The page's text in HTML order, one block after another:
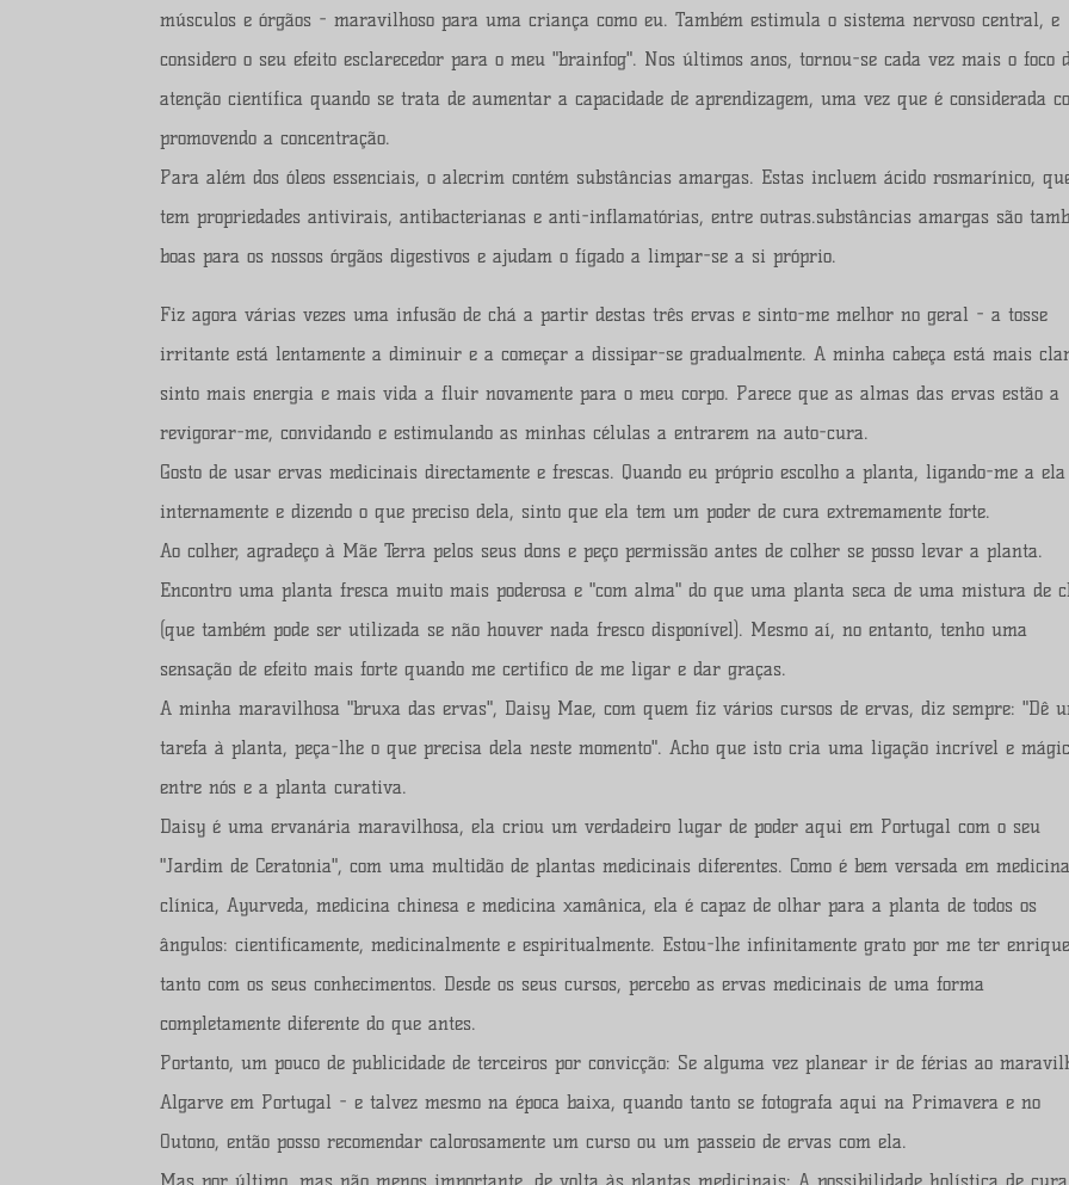
músculos e órgãos - maravilhoso para uma criança como eu. Também estimula o sistema nervoso central, e
considero o seu efeito esclarecedor para o meu "brainfog". Nos últimos anos, tornou-se cada vez mais o foco
atenção científica quando se trata de aumentar a capacidade de aprendizagem, uma vez que é considerada
promovendo a concentração.
Para além dos óleos essenciais, o alecrim contém substâncias amargas. Estas incluem ácido rosmarínico,
tem propriedades antivirais, antibacterianas e anti-inflamatórias, entre outras.substâncias amargas são
boas para os nossos órgãos digestivos e ajudam o fígado a limpar-se a si próprio.
Fiz agora várias vezes uma infusão de chá a partir destas três ervas e sinto-me melhor no geral - a tosse
irritante está lentamente a diminuir e a começar a dissipar-se gradualmente. A minha cabeça está mais
sinto mais energia e mais vida a fluir novamente para o meu corpo. Parece que as almas das ervas estão a
revigorar-me, convidando e estimulando as minhas células a entrarem na auto-cura.
Gosto de usar ervas medicinais directamente e frescas. Quando eu próprio escolho a planta, ligando-me a ela
internamente e dizendo o que preciso dela, sinto que ela tem um poder de cura extremamente forte.
Ao colher, agradeço à Mãe Terra pelos seus dons e peço permissão antes de colher se posso levar a planta.
Encontro uma planta fresca muito mais poderosa e "com alma" do que uma planta seca de uma mistura de
(que também pode ser utilizada se não houver nada fresco disponível). Mesmo aí, no entanto, tenho uma
sensação de efeito mais forte quando me certifico de me ligar e dar graças.
A minha maravilhosa "bruxa das ervas", Daisy Mae, com quem fiz vários cursos de ervas, diz sempre: "Dê
tarefa à planta, peça-lhe o que precisa dela neste momento". Acho que isto cria uma ligação incrível e
entre nós e a planta curativa.
Daisy é uma ervanária maravilhosa, ela criou um verdadeiro lugar de poder aqui em Portugal com o seu
"Jardim de Ceratonia", com uma multidão de plantas medicinais diferentes. Como é bem versada em medicina
clínica, Ayurveda, medicina chinesa e medicina xamânica, ela é capaz de olhar para a planta de todos os
ângulos: cientificamente, medicinalmente e espiritualmente. Estou-lhe infinitamente grato por me ter
tanto com os seus conhecimentos. Desde os seus cursos, percebo as ervas medicinais de uma forma
completamente diferente do que antes.
Portanto, um pouco de publicidade de terceiros por convicção: Se alguma vez planear ir de férias ao
Algarve em Portugal - e talvez mesmo na época baixa, quando tanto se fotografa aqui na Primavera e no
Outono, então posso recomendar calorosamente um curso ou um passeio de ervas com ela.